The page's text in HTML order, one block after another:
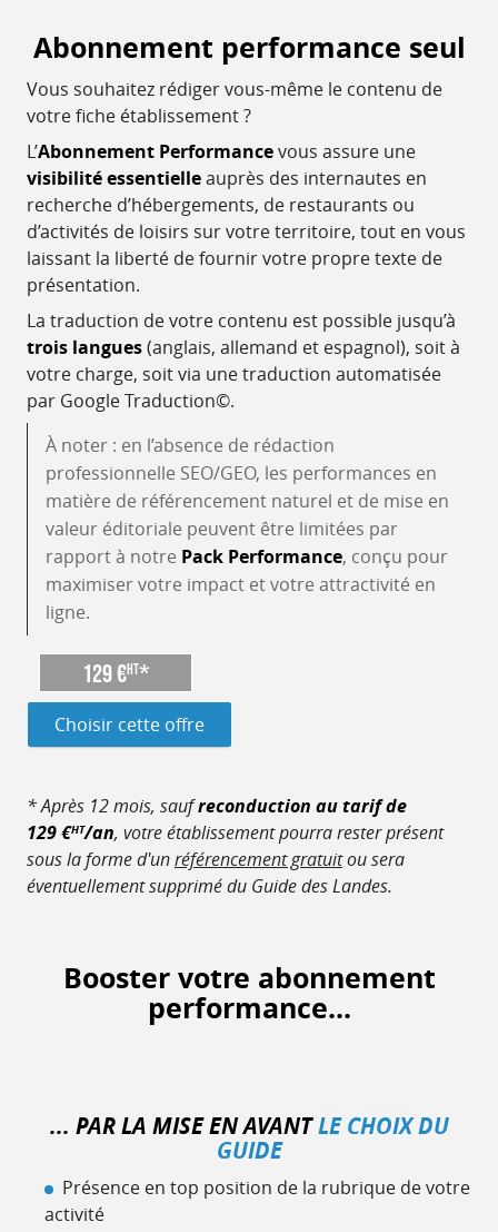
Abonnement performance seul
Vous souhaitez rédiger vous-même le contenu de
votre fiche établissement ?
L’Abonnement Performancevous assure une
visibilité essentielleauprès des internautes en
recherche d’hébergements, de restaurants ou
d’activités de loisirs sur votre territoire, tout en vous
laissant la liberté de fournir votre propre texte de
présentation.
La traduction de votre contenu est possible jusqu’à
trois langues(anglais, allemand et espagnol), soit à
votre charge, soit via une traduction automatisée
par Google Traduction©.
À noter : en l’absence de rédaction
professionnelle SEO/GEO, les performances en
matière de référencement naturel et de mise en
valeur éditoriale peuvent être limitées par
rapport à notre Pack Performance, conçu pour
maximiser votre impact et votre attractivité en
ligne.
129 €HT*
Choisir cette offre
* Après 12 mois, saufreconduction au tarif de
129 €HT/an, votre établissement pourra rester présent
sous la forme d'unréférencement gratuitou sera
éventuellement supprimé du Guide des Landes.
Booster votre abonnement
performance...
... PAR LA MISE EN AVANTLE CHOIX DU
GUIDE
Présence en top position de la rubrique de votre
activité